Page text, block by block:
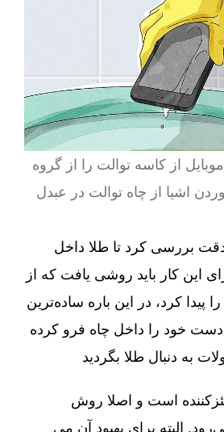
از کاسه توالت را از گروه
اشیا از چاه توالت در عبدل
دقت بررسی کرد تا طلا داخل
این کار باید روشی یافت که از
پیدا کرد، در این باره ساده‌ترین
خود را داخل چاه فرو کرده
به دنبال طلا بگردید
است و اصلا روش
البته برای بهبود آن می